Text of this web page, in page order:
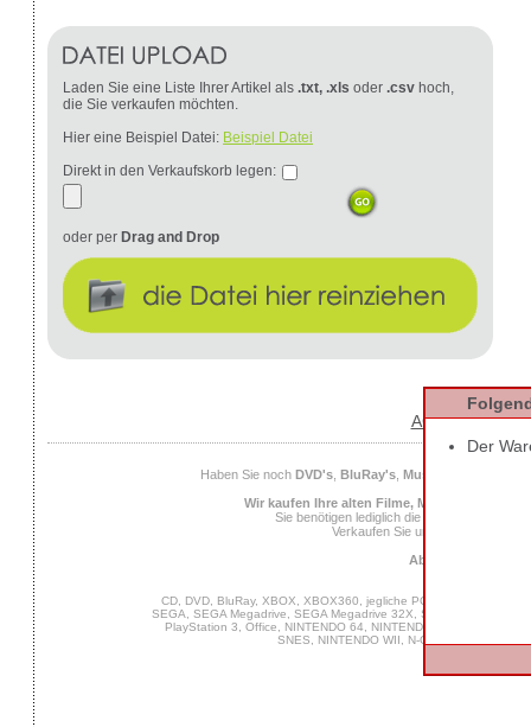
Laden Sie eine Liste Ihrer Artikel als .txt, .xls oder .csv hoch,
die Sie verkaufen möchten.
Hier eine Beispiel Datei: Beispiel Datei
Direkt in den Verkaufskorb legen:
oder per Drag and Drop
AGB
Haben Sie noch DVD's, BluRay's, Musik CD's
Wir kaufen Ihre alten Filme, Musik und Spiele
Sie benötigen lediglich die
Verkaufen Sie uns Ihre alten
Ab 25 Euro
CD, DVD, BluRay, XBOX, XBOX360, jegliche PC Software,
SEGA, SEGA Megadrive, SEGA Megadrive 32X, SEGA Master
PlayStation 3, Office, NINTENDO 64, NINTENDO DS,
SNES, NINTENDO WII, N-Gage, MUSIK,
Der